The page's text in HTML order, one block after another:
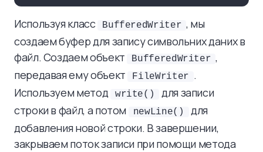
Используя класс BufferedWriter , мы
создаем буфер для запису символьних даних в
файл. Создаем объект
BufferedWriter ,
передавая ему объект
FileWriter .
Используем метод
write()
для записи
строки в файл, а потом
newLine()
для
добавления новой строки. В завершении,
закрываем поток записи при помощи метода